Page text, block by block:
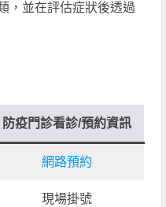
，並在評估症狀後透過
防疫門診看診/預約資訊
網路預約
現場掛號